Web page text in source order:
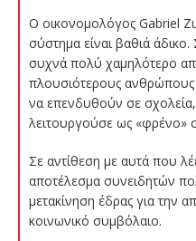
Ο οικονομολόγος Gabriel
σύστημα είναι βαθιά
συχνά πολύ χαμηλότερο
πλουσιότερους
να επενδυθούν σε σχολεία,
λειτουργούσε ως «φρένο»
Σε αντίθεση με αυτά που
αποτέλεσμα συνειδητών
μετακίνηση έδρας για την
κοινωνικό συμβόλαιο.